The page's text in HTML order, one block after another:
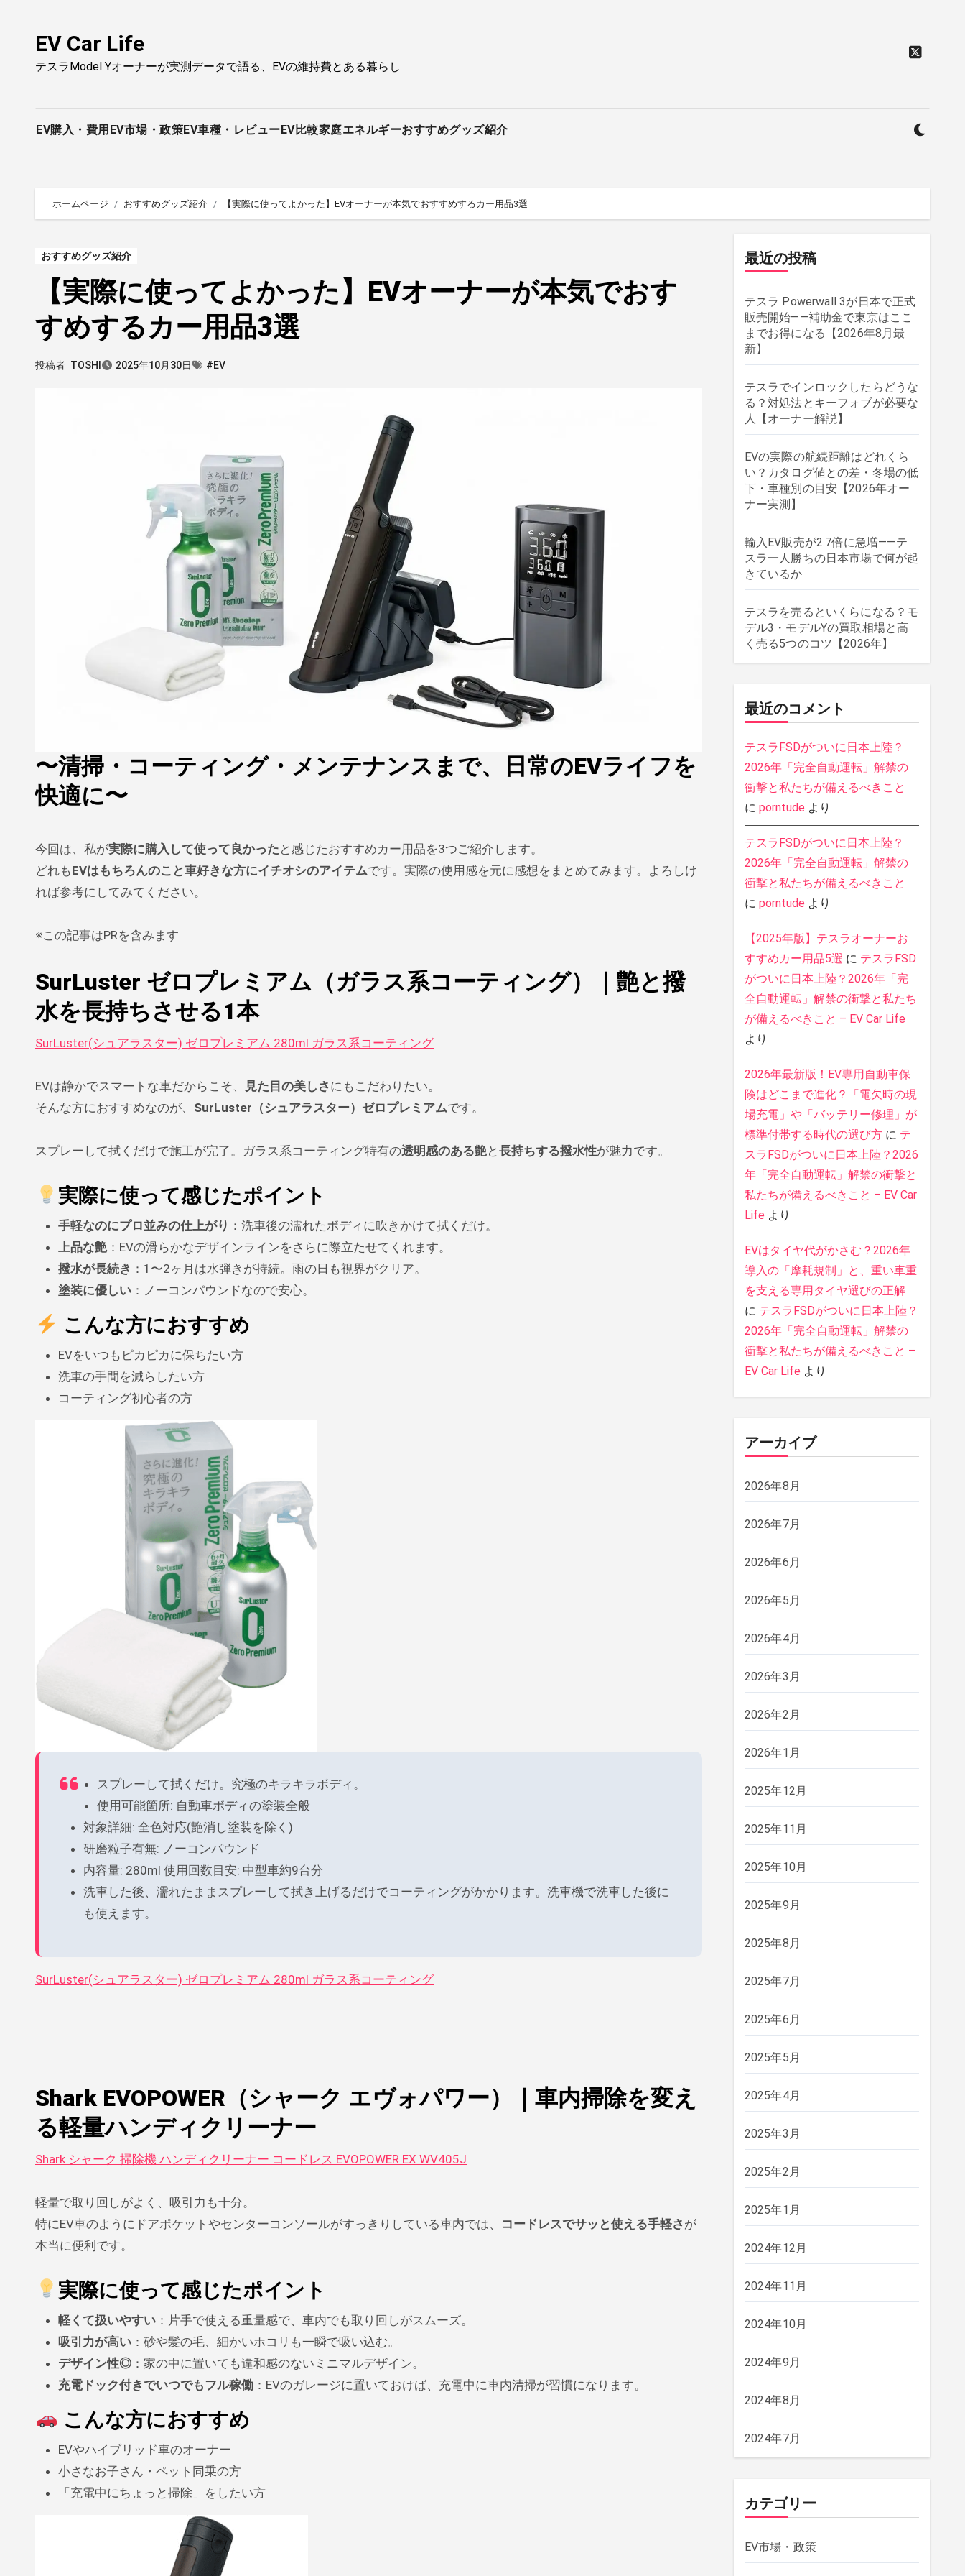
EV Car Life
テスラModel Yオーナーが実測データで語る、EVの維持費とある暮らし
EV購入・費用 EV市場・政策EV車種・レビューEV比較家庭エネルギーおすすめグッズ紹介
ホームページ おすすめグッズ紹介 【実際に使ってよかった】EVオーナーが本気でおすすめするカー用品3選
おすすめグッズ紹介
【実際に使ってよかった】EVオーナーが本気でおす
すめするカー用品3選
投稿者 TOSHI 2025年10月30日 #EV
〜清掃・コーティング・メンテナンスまで、日常のEVライフを
快適に〜
今回は、私が実際に購入して使って良かった と感じたおすすめカー用品を3つご紹介します。
どれもEVはもちろんのこと車好きな方にイチオシのアイテムです。実際の使用感を元に感想をまとめてみます。よろしけ
れば参考にしてみてください。
※この記事はPRを含みます
SurLuster ゼロプレミアム（ガラス系コーティング）｜艶と撥
水を長持ちさせる1本
SurLuster(シュアラスター) ゼロプレミアム 280ml ガラス系コーティング
EVは静かでスマートな車だからこそ、 見た目の美しさ にもこだわりたい。
そんな方におすすめなのが、 SurLuster（シュアラスター）ゼロプレミアムです。
スプレーして拭くだけで施工が完了。ガラス系コーティング特有の透明感のある艶と長持ちする撥水性が魅力です。
実際に使って感じたポイント
手軽なのにプロ並みの仕上がり ：洗車後の濡れたボディに吹きかけて拭くだけ。
上品な艶 ：EVの滑らかなデザインラインをさらに際立たせてくれます。
撥水が長続き ：1〜2ヶ月は水弾きが持続。雨の日も視界がクリア。
塗装に優しい ：ノーコンパウンドなので安心。
こんな方におすすめ
EVをいつもピカピカに保ちたい方
洗車の手間を減らしたい方
コーティング初心者の方
スプレーして拭くだけ。究極のキラキラボディ。
使用可能箇所: 自動車ボディの塗装全般
対象詳細: 全色対応(艶消し塗装を除く)
研磨粒子有無: ノーコンパウンド
内容量: 280ml 使用回数目安: 中型車約9台分
洗車した後、濡れたままスプレーして拭き上げるだけでコーティングがかかります。洗車機で洗車した後に
も使えます。
SurLuster(シュアラスター) ゼロプレミアム 280ml ガラス系コーティング
Shark EVOPOWER（シャーク エヴォパワー）｜車内掃除を変え
る軽量ハンディクリーナー
Shark シャーク 掃除機 ハンディクリーナー コードレス EVOPOWER EX WV405J
軽量で取り回しがよく、吸引力も十分。
特にEV車のようにドアポケットやセンターコンソールがすっきりしている車内では、 コードレスでサッと使える手軽さ が
本当に便利です。
実際に使って感じたポイント
軽くて扱いやすい ：片手で使える重量感で、車内でも取り回しがスムーズ。
吸引力が高い ：砂や髪の毛、細かいホコリも一瞬で吸い込む。
デザイン性◎ ：家の中に置いても違和感のないミニマルデザイン。
充電ドック付きでいつでもフル稼働 ：EVのガレージに置いておけば、充電中に車内清掃が習慣になります。
こんな方におすすめ
EVやハイブリッド車のオーナー
小さなお子さん・ペット同乗の方
「充電中にちょっと掃除」をしたい方
最近の投稿
テスラ Powerwall 3が日本で正式
販売開始——補助金で東京はここ
までお得になる【2026年8月最
新】
テスラでインロックしたらどうな
る？対処法とキーフォブが必要な
人【オーナー解説】
EVの実際の航続距離はどれくら
い？カタログ値との差・冬場の低
下・車種別の目安【2026年オー
ナー実測】
輸入EV販売が2.7倍に急増——テ
スラ一人勝ちの日本市場で何が起
きているか
テスラを売るといくらになる？モ
デル3・モデルYの買取相場と高
く売る5つのコツ【2026年】
最近のコメント
テスラFSDがついに日本上陸？
2026年「完全自動運転」解禁の
衝撃と私たちが備えるべきこと
に porntude より
テスラFSDがついに日本上陸？
2026年「完全自動運転」解禁の
衝撃と私たちが備えるべきこと
に porntude より
【2025年版】テスラオーナーお
すすめカー用品5選 に テスラFSD
がついに日本上陸？2026年「完
全自動運転」解禁の衝撃と私たち
が備えるべきこと – EV Car Life
より
2026年最新版！EV専用自動車保
険はどこまで進化？「電欠時の現
場充電」や「バッテリー修理」が
標準付帯する時代の選び方に テ
スラFSDがついに日本上陸？2026
年「完全自動運転」解禁の衝撃と
私たちが備えるべきこと – EV Car
Life より
EVはタイヤ代がかさむ？2026年
導入の「摩耗規制」と、重い車重
を支える専用タイヤ選びの正解
に テスラFSDがついに日本上陸？
2026年「完全自動運転」解禁の
衝撃と私たちが備えるべきこと –
EV Car Life より
アーカイブ
2026年8月
2026年7月
2026年6月
2026年5月
2026年4月
2026年3月
2026年2月
2026年1月
2025年12月
2025年11月
2025年10月
2025年9月
2025年8月
2025年7月
2025年6月
2025年5月
2025年4月
2025年3月
2025年2月
2025年1月
2024年12月
2024年11月
2024年10月
2024年9月
2024年8月
2024年7月
カテゴリー
EV市場・政策